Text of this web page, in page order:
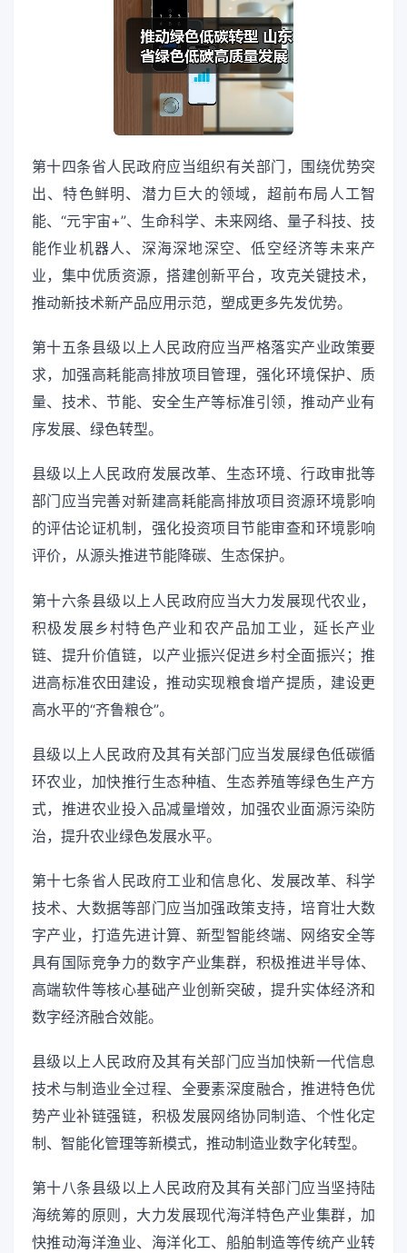
第十四条省人民政府应当组织有关部门，围绕优势突
出、特色鲜明、潜力巨大的领域，超前布局人工智
能、“元宇宙+”、生命科学、未来网络、量子科技、技
能作业机器人、深海深地深空、低空经济等未来产
业，集中优质资源，搭建创新平台，攻克关键技术，
推动新技术新产品应用示范，塑成更多先发优势。
第十五条县级以上人民政府应当严格落实产业政策要
求，加强高耗能高排放项目管理，强化环境保护、质
量、技术、节能、安全生产等标准引领，推动产业有
序发展、绿色转型。
县级以上人民政府发展改革、生态环境、行政审批等
部门应当完善对新建高耗能高排放项目资源环境影响
的评估论证机制，强化投资项目节能审查和环境影响
评价，从源头推进节能降碳、生态保护。
第十六条县级以上人民政府应当大力发展现代农业，
积极发展乡村特色产业和农产品加工业，延长产业
链、提升价值链，以产业振兴促进乡村全面振兴；推
进高标准农田建设，推动实现粮食增产提质，建设更
高水平的“齐鲁粮仓”。
县级以上人民政府及其有关部门应当发展绿色低碳循
环农业，加快推行生态种植、生态养殖等绿色生产方
式，推进农业投入品减量增效，加强农业面源污染防
治，提升农业绿色发展水平。
第十七条省人民政府工业和信息化、发展改革、科学
技术、大数据等部门应当加强政策支持，培育壮大数
字产业，打造先进计算、新型智能终端、网络安全等
具有国际竞争力的数字产业集群，积极推进半导体、
高端软件等核心基础产业创新突破，提升实体经济和
数字经济融合效能。
县级以上人民政府及其有关部门应当加快新一代信息
技术与制造业全过程、全要素深度融合，推进特色优
势产业补链强链，积极发展网络协同制造、个性化定
制、智能化管理等新模式，推动制造业数字化转型。
第十八条县级以上人民政府及其有关部门应当坚持陆
海统筹的原则，大力发展现代海洋特色产业集群，加
快推动海洋渔业、海洋化工、船舶制造等传统产业转